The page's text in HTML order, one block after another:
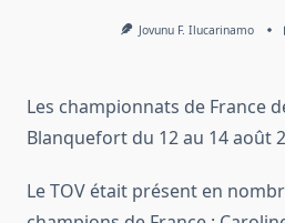
Jovunu F. Ilucarinamo
Les championnats de France
Blanquefort du 12 au 14 août
Le TOV était présent en